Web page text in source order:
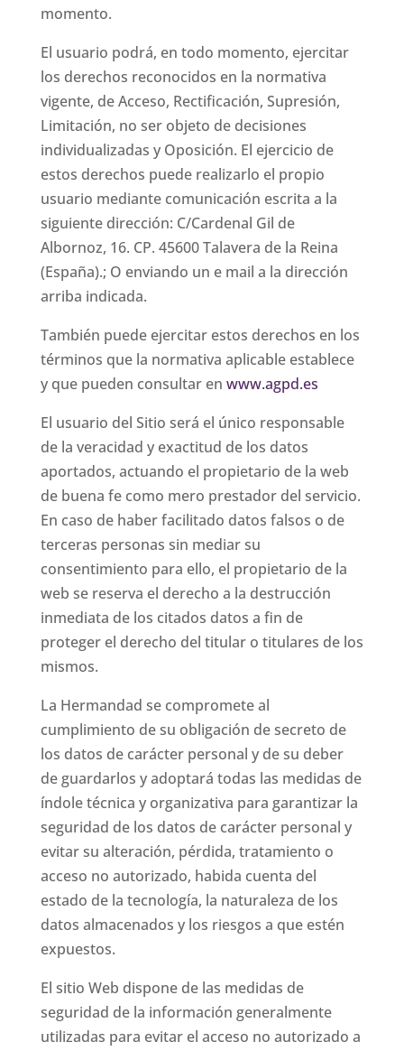
momento.
El usuario podrá, en todo momento, ejercitar
los derechos reconocidos en la normativa
vigente, de Acceso, Rectificación, Supresión,
Limitación, no ser objeto de decisiones
individualizadas y Oposición. El ejercicio de
estos derechos puede realizarlo el propio
usuario mediante comunicación escrita a la
siguiente dirección: C/Cardenal Gil de
Albornoz, 16. CP. 45600 Talavera de la Reina
(España).; O enviando un e mail a la dirección
arriba indicada.
También puede ejercitar estos derechos en los
términos que la normativa aplicable establece
y que pueden consultar en www.agpd.es
El usuario del Sitio será el único responsable
de la veracidad y exactitud de los datos
aportados, actuando el propietario de la web
de buena fe como mero prestador del servicio.
En caso de haber facilitado datos falsos o de
terceras personas sin mediar su
consentimiento para ello, el propietario de la
web se reserva el derecho a la destrucción
inmediata de los citados datos a fin de
proteger el derecho del titular o titulares de los
mismos.
La Hermandad se compromete al
cumplimiento de su obligación de secreto de
los datos de carácter personal y de su deber
de guardarlos y adoptará todas las medidas de
índole técnica y organizativa para garantizar la
seguridad de los datos de carácter personal y
evitar su alteración, pérdida, tratamiento o
acceso no autorizado, habida cuenta del
estado de la tecnología, la naturaleza de los
datos almacenados y los riesgos a que estén
expuestos.
El sitio Web dispone de las medidas de
seguridad de la información generalmente
utilizadas para evitar el acceso no autorizado a